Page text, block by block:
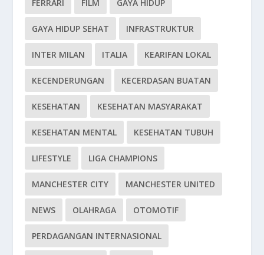
FERRARI FILM GAYA HIDUP
GAYA HIDUP SEHAT INFRASTRUKTUR
INTER MILAN ITALIA KEARIFAN LOKAL
KECENDERUNGAN KECERDASAN BUATAN
KESEHATAN KESEHATAN MASYARAKAT
KESEHATAN MENTAL KESEHATAN TUBUH
LIFESTYLE LIGA CHAMPIONS
MANCHESTER CITY MANCHESTER UNITED
NEWS OLAHRAGA OTOMOTIF
PERDAGANGAN INTERNASIONAL